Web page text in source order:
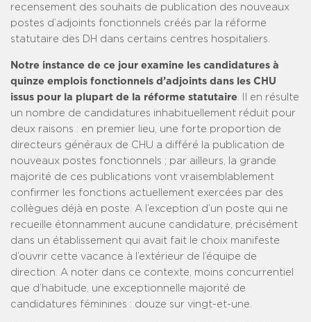
recensement des souhaits de publication des nouveaux
postes d’adjoints fonctionnels créés par la réforme
statutaire des DH dans certains centres hospitaliers.
Notre instance de ce jour examine les candidatures à
quinze emplois fonctionnels d’adjoints dans les CHU
issus pour la plupart de la réforme statutaire . Il en résulte
un nombre de candidatures inhabituellement réduit pour
deux raisons : en premier lieu, une forte proportion de
directeurs généraux de CHU a différé la publication de
nouveaux postes fonctionnels ; par ailleurs, la grande
majorité de ces publications vont vraisemblablement
confirmer les fonctions actuellement exercées par des
collègues déjà en poste. A l’exception d’un poste qui ne
recueille étonnamment aucune candidature, précisément
dans un établissement qui avait fait le choix manifeste
d’ouvrir cette vacance à l’extérieur de l’équipe de
direction. A noter dans ce contexte, moins concurrentiel
que d’habitude, une exceptionnelle majorité de
candidatures féminines : douze sur vingt-et-une.